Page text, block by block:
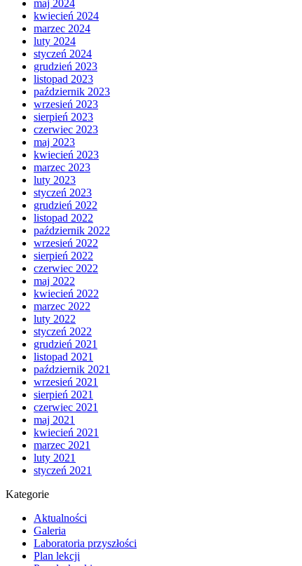
maj 2024
kwiecień 2024
marzec 2024
luty 2024
styczeń 2024
grudzień 2023
listopad 2023
październik 2023
wrzesień 2023
sierpień 2023
czerwiec 2023
maj 2023
kwiecień 2023
marzec 2023
luty 2023
styczeń 2023
grudzień 2022
listopad 2022
październik 2022
wrzesień 2022
sierpień 2022
czerwiec 2022
maj 2022
kwiecień 2022
marzec 2022
luty 2022
styczeń 2022
grudzień 2021
listopad 2021
październik 2021
wrzesień 2021
sierpień 2021
czerwiec 2021
maj 2021
kwiecień 2021
marzec 2021
luty 2021
styczeń 2021
Kategorie
Aktualności
Galeria
Laboratoria przyszłości
Plan lekcji